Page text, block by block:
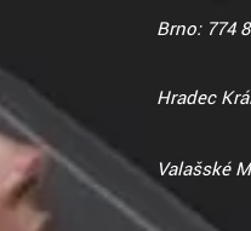
Brno: 774
Hradec
Valašské